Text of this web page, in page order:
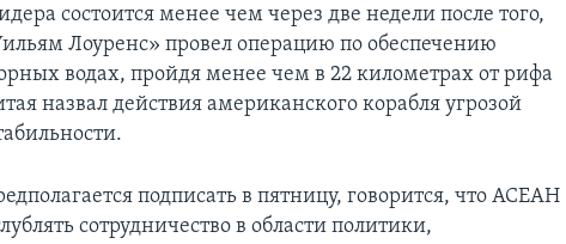
состоится менее чем через две недели после того,
Лоуренс» провел операцию по обеспечению
водах, пройдя менее чем в 22 километрах от рифа
назвал действия американского корабля угрозой
подписать в пятницу, говорится, что АСЕАН
сотрудничество в области политики,